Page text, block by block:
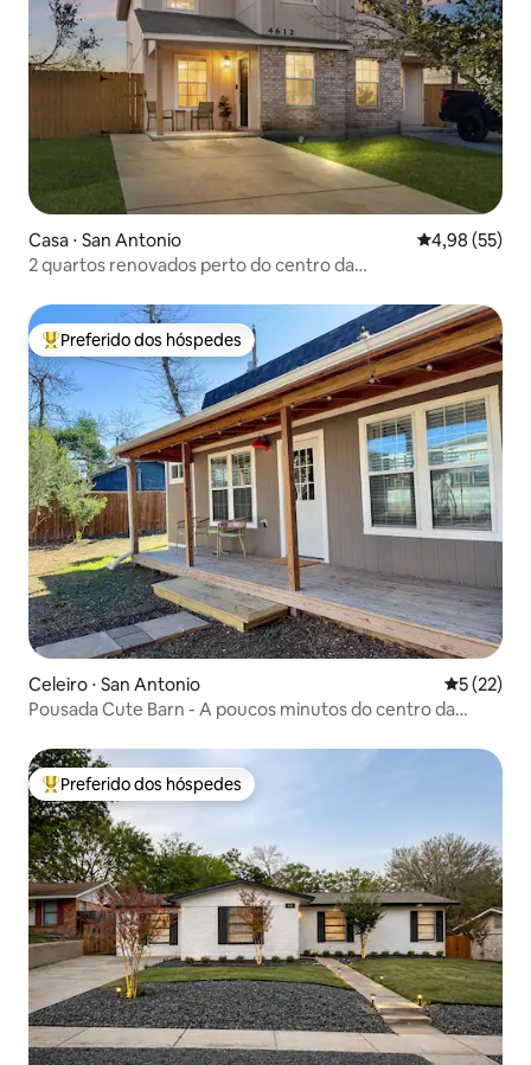
Casa ⋅ San Antonio 4,98 de uma
4,98 (55)
2 quartos renovados perto do centro da
Entre os melhores preferidos dos hóspedes
Preferido dos hóspedes
Celeiro ⋅ San Antonio 5 de uma
5 (22)
Pousada Cute Barn - A poucos minutos do centro da
Entre os melhores preferidos dos hóspedes
Preferido dos hóspedes